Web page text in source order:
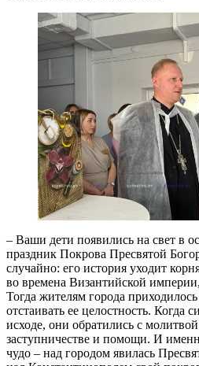
– Ваши дети появились на свет в
праздник Покрова Пресвятой
случайно: его история уходит
во времена Византийской
Тогда жителям города
отстаивать ее целостность. Когда
исходе, они обратились с
заступничестве и помощи. И
чудо – над городом явилась